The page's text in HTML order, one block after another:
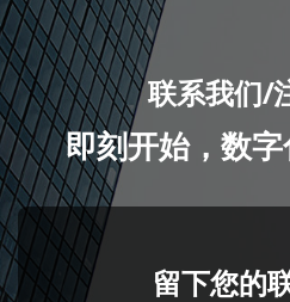
联系我们/
即刻开始，数
留下您的